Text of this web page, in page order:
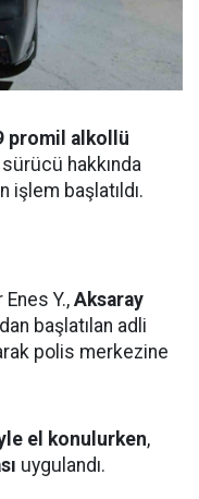
promil alkollü
hakkında
işlem başlatıldı.
Y., Aksaray
başlatılan adli
polis merkezine
el konulurken,
uygulandı.